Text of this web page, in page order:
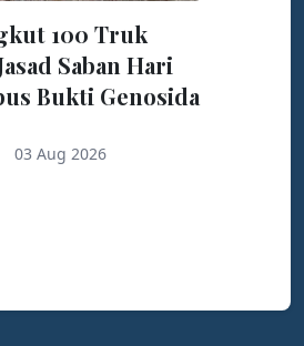
100 Truk
Saban Hari
Bukti Genosida
03 Aug 2026